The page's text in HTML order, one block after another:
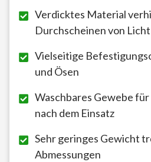
Verdicktes Material
Durchscheinen von Licht
Vielseitige
und Ösen
Waschbares Gewebe
nach dem Einsatz
Sehr geringes Gewicht
Abmessungen